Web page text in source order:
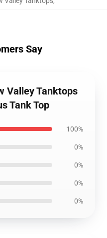
Say
Valley Tanktops
Tank Top
100%
0%
0%
0%
0%